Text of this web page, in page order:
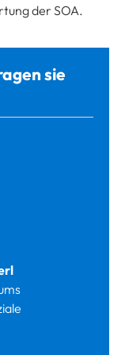
der SOA.
sie